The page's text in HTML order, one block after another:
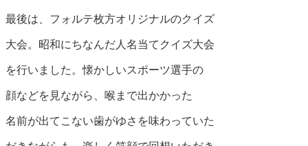
最後は、フォルテ枚方オリジナルのクイズ
大会。昭和にちなんだ人名当てクイズ大会
を行いました。懐かしいスポーツ選手の
顔などを見ながら、喉まで出かかった
名前が出てこない歯がゆさを味わっていた